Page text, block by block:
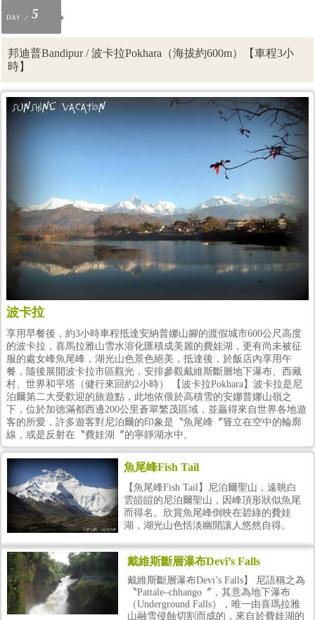
5
邦迪普Bandipur / 波卡拉Pokhara（海拔約600m）【車程3小
時】
波卡拉
享用早餐後，約3小時車程抵達安納普娜山腳的渡假城市600公尺高度
的波卡拉，喜馬拉雅山雪水溶化匯積成美麗的費娃湖，更有尚未被征
服的處女峰魚尾峰，湖光山色景色絕美，抵達後，於飯店內享用午
餐，隨後展開波卡拉市區觀光，安排參觀戴維斯斷層地下瀑布、西藏
村、世界和平塔（健行來回約2小時） 【波卡拉Pokhara】波卡拉是尼
泊爾第二大受歡迎的旅遊點，此地依偎於高積雪的安娜普娜山嶺之
下，位於加德滿都西邊200公里蒼翠繁茂區域，並贏得來自世界各地遊
客的所愛，許多遊客對尼泊爾的印象是〝魚尾峰〞聳立在空中的輪廓
線，或是反射在〝費娃湖〞的寧靜湖水中。
魚尾峰Fish Tail
【魚尾峰Fish Tail】尼泊爾聖山，遠眺白
雲皚皚的尼泊爾聖山，因峰頂形狀似魚尾
而得名。欣賞魚尾峰倒映在碧綠的費娃
湖，湖光山色恬淡幽閒讓人悠然自得。
戴維斯斷層瀑布Devi’s Falls
戴維斯斷層瀑布Devi’s Falls】 尼語稱之為
〝Pattale–chhango〞，其意為地下瀑布
（Underground Falls），唯一由喜瑪拉雅
山融雪侵蝕切割而成的，來自於費娃湖的